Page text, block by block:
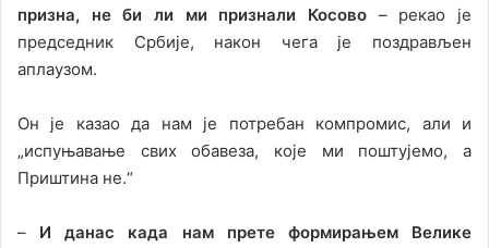
призна, не би ли ми признали Косово – рекао је
председник Србије, након чега је поздрављен
аплаузом.
Он је казао да нам је потребан компромис, али и
„испуњавање свих обавеза, које ми поштујемо, а
Приштина не.“
– И данас када нам прете формирањем Велике